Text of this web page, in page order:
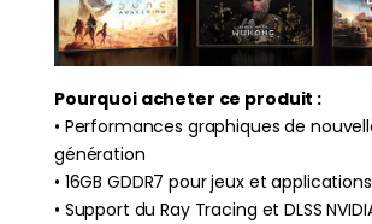
Pourquoi acheter ce produit :
• Performances graphiques de
génération
• 16GB GDDR7 pour jeux et
• Support du Ray Tracing et DLSS